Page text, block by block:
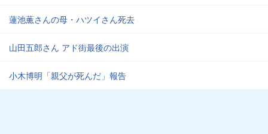
蓮池薫さんの母・ハツイさん死去
山田五郎さん アド街最後の出演
小木博明「親父が死んだ」報告